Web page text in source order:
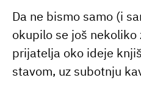
Da ne bismo samo (i
okupilo se još nekoliko
prijatelja oko ideje
stavom, uz subotnju